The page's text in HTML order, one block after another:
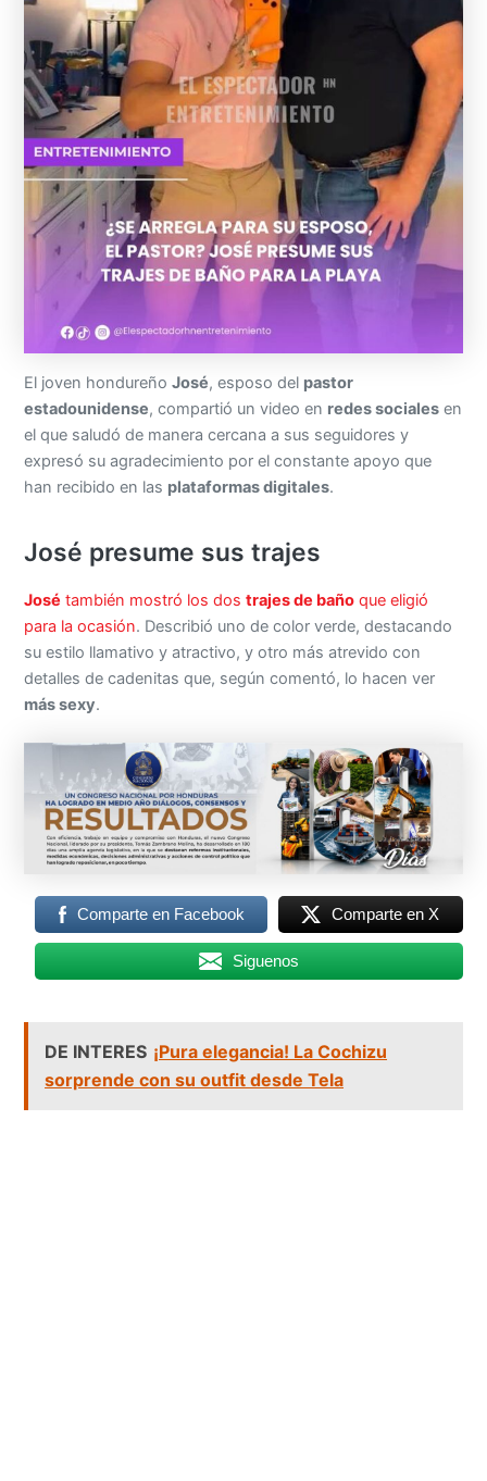
El joven hondureñoJosé, esposo del pastor
estadounidense, compartió un video en redes sociales en
el que saludó de manera cercana a sus seguidores y
expresó su agradecimiento por el constante apoyo que
han recibido en las plataformas digitales.
José presume sus trajes
José también mostró los dostrajes de baño que eligió
para la ocasión. Describió uno de color verde, destacando
su estilo llamativo y atractivo, y otro más atrevido con
detalles de cadenitas que, según comentó, lo hacen ver
más sexy.
Comparte en Facebook Comparte en X
Siguenos
DE INTERES ¡Pura elegancia! La Cochizu
sorprende con su outfit desde Tela